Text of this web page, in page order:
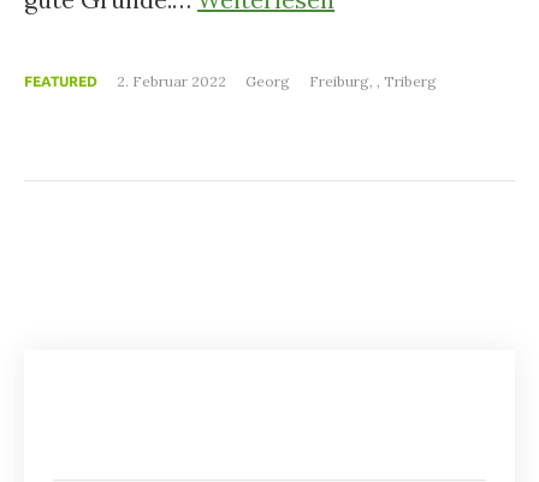
FEATURED 2. Februar 2022 Georg Freiburg , Triberg